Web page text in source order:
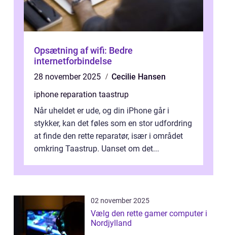
Opsætning af wifi: Bedre
internetforbindelse
28 november 2025
Cecilie Hansen
iphone reparation taastrup
Når uheldet er ude, og din iPhone går i
stykker, kan det føles som en stor udfordring
at finde den rette reparatør, især i området
omkring Taastrup. Uanset om det...
02 november 2025
Vælg den rette gamer computer i
Nordjylland